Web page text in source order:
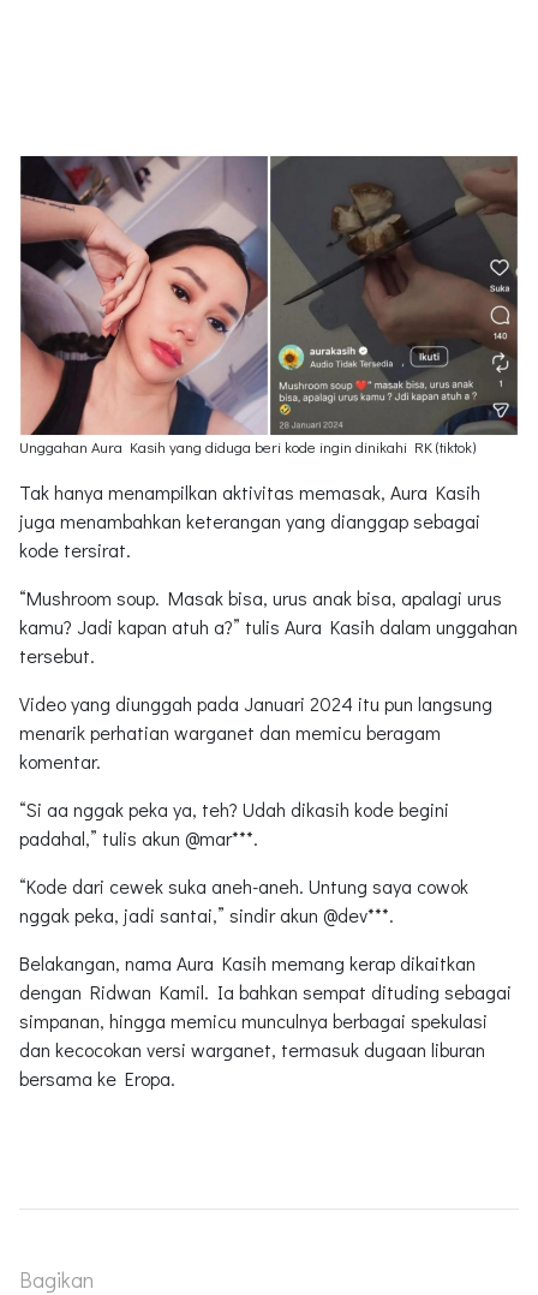
Unggahan Aura Kasih yang diduga beri kode ingin dinikahi RK (tiktok)
Tak hanya menampilkan aktivitas memasak, Aura Kasih
juga menambahkan keterangan yang dianggap sebagai
kode tersirat.
“Mushroom soup. Masak bisa, urus anak bisa, apalagi urus
kamu? Jadi kapan atuh a?” tulis Aura Kasih dalam unggahan
tersebut.
Video yang diunggah pada Januari 2024 itu pun langsung
menarik perhatian warganet dan memicu beragam
komentar.
“Si aa nggak peka ya, teh? Udah dikasih kode begini
padahal,” tulis akun @mar***.
“Kode dari cewek suka aneh-aneh. Untung saya cowok
nggak peka, jadi santai,” sindir akun @dev***.
Belakangan, nama Aura Kasih memang kerap dikaitkan
dengan Ridwan Kamil. Ia bahkan sempat dituding sebagai
simpanan, hingga memicu munculnya berbagai spekulasi
dan kecocokan versi warganet, termasuk dugaan liburan
bersama ke Eropa.
Bagikan